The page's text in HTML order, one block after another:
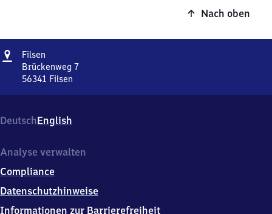
Nach oben
Adresse
Filsen
Brückenweg 7
56341 Filsen
7,
5
3
1
Filsen
DeutschEnglish
Analyse verwalten
Compliance
Datenschutzhinweise
Informationen zur Barrierefreiheit